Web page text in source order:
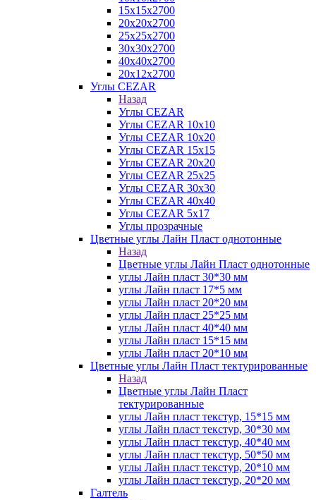
15х15х2700
20х20х2700
25х25х2700
30х30х2700
40х40х2700
20х12х2700
Углы CEZAR
Назад
Углы CEZAR
Углы CEZAR 10х10
Углы CEZAR 10х20
Углы CEZAR 15х15
Углы CEZAR 20х20
Углы CEZAR 25х25
Углы CEZAR 30х30
Углы CEZAR 40х40
Углы CEZAR 5х17
Углы прозрачные
Цветные углы Лайн Пласт однотонные
Назад
Цветные углы Лайн Пласт однотонные
углы Лайн пласт 30*30 мм
углы Лайн пласт 17*5 мм
углы Лайн пласт 20*20 мм
углы Лайн пласт 25*25 мм
углы Лайн пласт 40*40 мм
углы Лайн пласт 15*15 мм
углы Лайн пласт 20*10 мм
Цветные углы Лайн Пласт тектурированные
Назад
Цветные углы Лайн Пласт
тектурированные
углы Лайн пласт текстур, 15*15 мм
углы Лайн пласт текстур, 30*30 мм
углы Лайн пласт текстур, 40*40 мм
углы Лайн пласт текстур, 50*50 мм
углы Лайн пласт текстур, 20*10 мм
углы Лайн пласт текстур, 20*20 мм
Галтель